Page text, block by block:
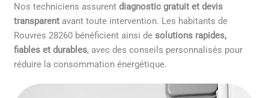
Nos techniciens assurentdiagnostic gratuit et devis
transparent avant toute intervention. Les habitants de
Rouvres 28260 bénéficient ainsi desolutions rapides,
fiables et durables, avec des conseils personnalisés pour
réduire la consommation énergétique.